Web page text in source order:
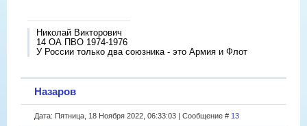
Николай Викторович
14 ОА ПВО 1974-1976
У России только два союзника - это Армия и Флот
Назаров
Дата: Пятница, 18 Ноября 2022, 06:33:03 | Сообщение # 13